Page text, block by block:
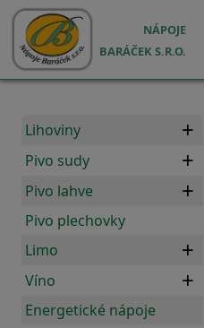
Přejít k hlavnímu obsahu
NÁPOJE
BARÁČEK S.R.O.
Lihoviny
Pivo sudy
Pivo lahve
Pivo plechovky
Limo
Víno
Energetické nápoje